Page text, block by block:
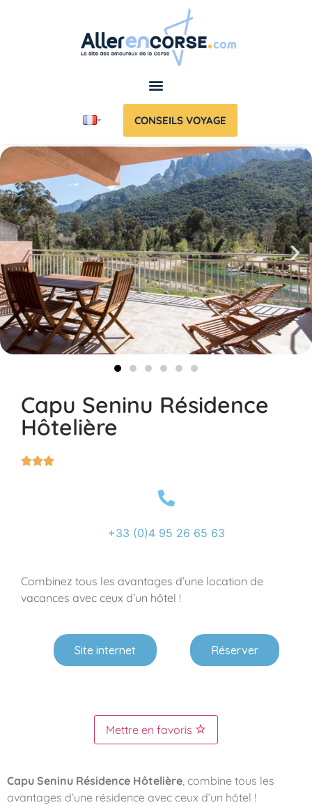
CONSEILS VOYAGE
Capu Seninu Résidence
Hôtelière

+33 (0)4 95 26 65 63
Combinez tous les avantages d’une location de
vacances avec ceux d’un hôtel !
Site internet Réserver
Mettre en favoris
Capu Seninu Résidence Hôtelière , combine tous les
avantages d’une résidence avec ceux d’un hôtel !